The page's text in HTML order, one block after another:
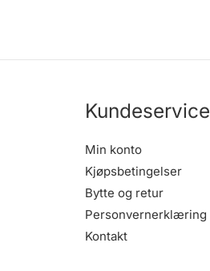
Kundeservice
Min konto
Kjøpsbetingelser
Bytte og retur
Personvernerklæring
Kontakt